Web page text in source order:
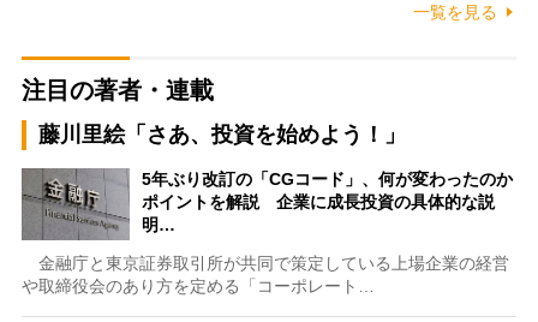
一覧を見る
注目の著者・連載
藤川里絵「さあ、投資を始めよう！」
5年ぶり改訂の「CGコード」、何が変わったのか
ポイントを解説 企業に成長投資の具体的な説
明…
金融庁と東京証券取引所が共同で策定している上場企業の経営
や取締役会のあり方を定める「コーポレート…